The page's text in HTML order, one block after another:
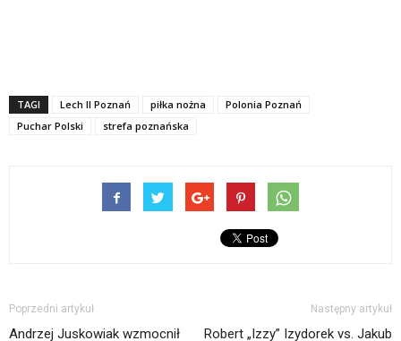
TAGI Lech II Poznań piłka nożna
Polonia Poznań
Puchar Polski
strefa poznańska
Poprzedni artykuł
Andrzej Juskowiak wzmocnił
Następny artykuł
Robert „Izzy” Izydorek vs. Jakub